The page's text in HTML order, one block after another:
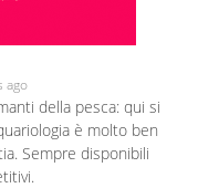
ago
della pesca: qui si
è molto ben
Sempre disponibili